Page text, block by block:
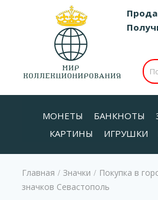
МОНЕТЫ БАНКНОТЫ
КАРТИНЫ
ИГРУШКИ
Главная / Значки / Покупка в
значков Севастополь